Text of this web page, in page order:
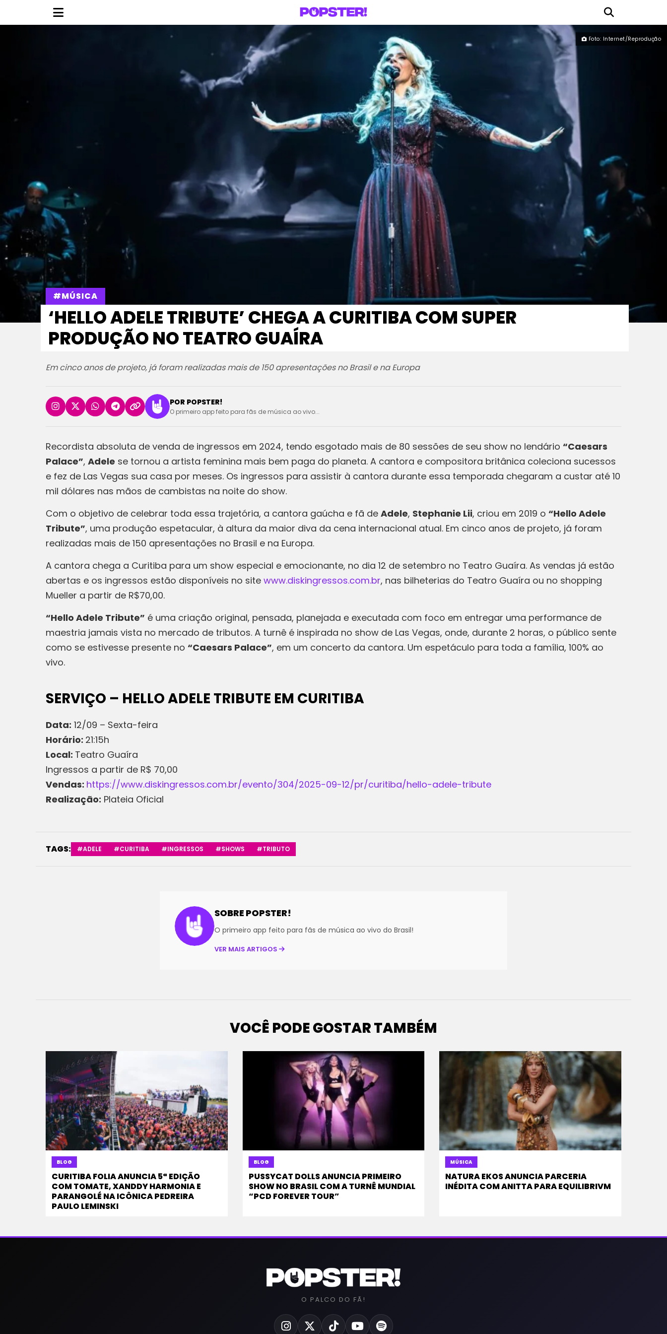
Foto: Internet/Reprodução
#MÚSICA
‘HELLO ADELE TRIBUTE’ CHEGA A CURITIBA COM SUPER
PRODUÇÃO NO TEATRO GUAÍRA
Em cinco anos de projeto, já foram realizadas mais de 150 apresentações no Brasil e na Europa
POR POPSTER!
O primeiro app feito para fãs de música ao vivo...
Recordista absoluta de venda de ingressos em 2024, tendo esgotado mais de 80 sessões de seu show no lendário “Caesars
Palace”, Adele se tornou a artista feminina mais bem paga do planeta. A cantora e compositora britânica coleciona sucessos
e fez de Las Vegas sua casa por meses. Os ingressos para assistir à cantora durante essa temporada chegaram a custar até 10
mil dólares nas mãos de cambistas na noite do show.
Com o objetivo de celebrar toda essa trajetória, a cantora gaúcha e fã de Adele, Stephanie Lii, criou em 2019 o “Hello Adele
Tribute”, uma produção espetacular, à altura da maior diva da cena internacional atual. Em cinco anos de projeto, já foram
realizadas mais de 150 apresentações no Brasil e na Europa.
A cantora chega a Curitiba para um show especial e emocionante, no dia 12 de setembro no Teatro Guaíra. As vendas já estão
abertas e os ingressos estão disponíveis no site www.diskingressos.com.br, nas bilheterias do Teatro Guaíra ou no shopping
Mueller a partir de R$70,00.
“Hello Adele Tribute” é uma criação original, pensada, planejada e executada com foco em entregar uma performance de
maestria jamais vista no mercado de tributos. A turnê é inspirada no show de Las Vegas, onde, durante 2 horas, o público sente
como se estivesse presente no “Caesars Palace”, em um concerto da cantora. Um espetáculo para toda a família, 100% ao
vivo.
SERVIÇO – HELLO ADELE TRIBUTE EM CURITIBA
Data: 12/09 – Sexta-feira
Horário: 21:15h
Local: Teatro Guaíra
Ingressos a partir de R$ 70,00
Vendas: https://www.diskingressos.com.br/evento/304/2025-09-12/pr/curitiba/hello-adele-tribute
Realização: Plateia Oficial
TAGS: #ADELE #CURITIBA #INGRESSOS #SHOWS #TRIBUTO
SOBRE POPSTER!
O primeiro app feito para fãs de música ao vivo do Brasil!
VER MAIS ARTIGOS
VOCÊ PODE GOSTAR TAMBÉM
BLOG
CURITIBA FOLIA ANUNCIA 5ª EDIÇÃO
COM TOMATE, XANDDY HARMONIA E
PARANGOLÉ NA ICÔNICA PEDREIRA
PAULO LEMINSKI
BLOG
PUSSYCAT DOLLS ANUNCIA PRIMEIRO
SHOW NO BRASIL COM A TURNÊ MUNDIAL
“PCD FOREVER TOUR”
MÚSICA
NATURA EKOS ANUNCIA PARCERIA
INÉDITA COM ANITTA PARA EQUILIBRIVM
O PALCO DO FÃ!